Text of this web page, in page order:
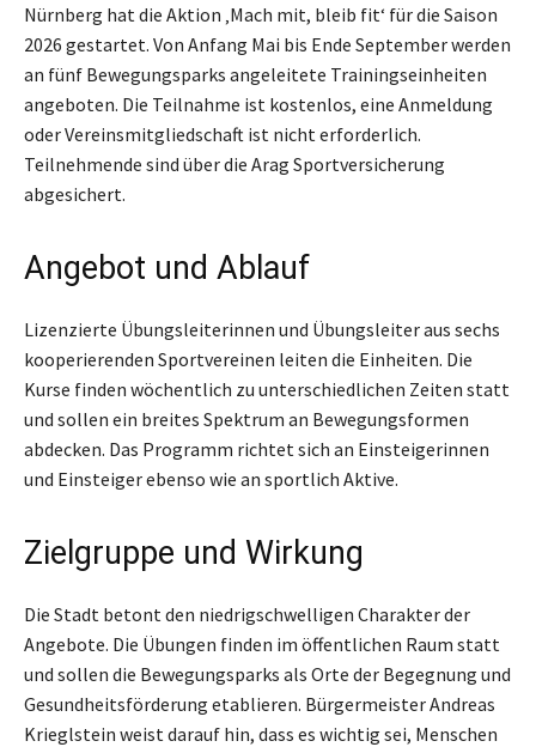
Nürnberg hat die Aktion ‚Mach mit, bleib fit‘ für die Saison
2026 gestartet. Von Anfang Mai bis Ende September werden
an fünf Bewegungsparks angeleitete Trainingseinheiten
angeboten. Die Teilnahme ist kostenlos, eine Anmeldung
oder Vereinsmitgliedschaft ist nicht erforderlich.
Teilnehmende sind über die Arag Sportversicherung
abgesichert.
Angebot und Ablauf
Lizenzierte Übungsleiterinnen und Übungsleiter aus sechs
kooperierenden Sportvereinen leiten die Einheiten. Die
Kurse finden wöchentlich zu unterschiedlichen Zeiten statt
und sollen ein breites Spektrum an Bewegungsformen
abdecken. Das Programm richtet sich an Einsteigerinnen
und Einsteiger ebenso wie an sportlich Aktive.
Zielgruppe und Wirkung
Die Stadt betont den niedrigschwelligen Charakter der
Angebote. Die Übungen finden im öffentlichen Raum statt
und sollen die Bewegungsparks als Orte der Begegnung und
Gesundheitsförderung etablieren. Bürgermeister Andreas
Krieglstein weist darauf hin, dass es wichtig sei, Menschen